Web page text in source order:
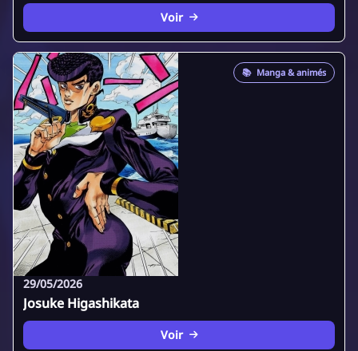
Voir
📚 Manga & animés
29/05/2026
Josuke Higashikata
Voir